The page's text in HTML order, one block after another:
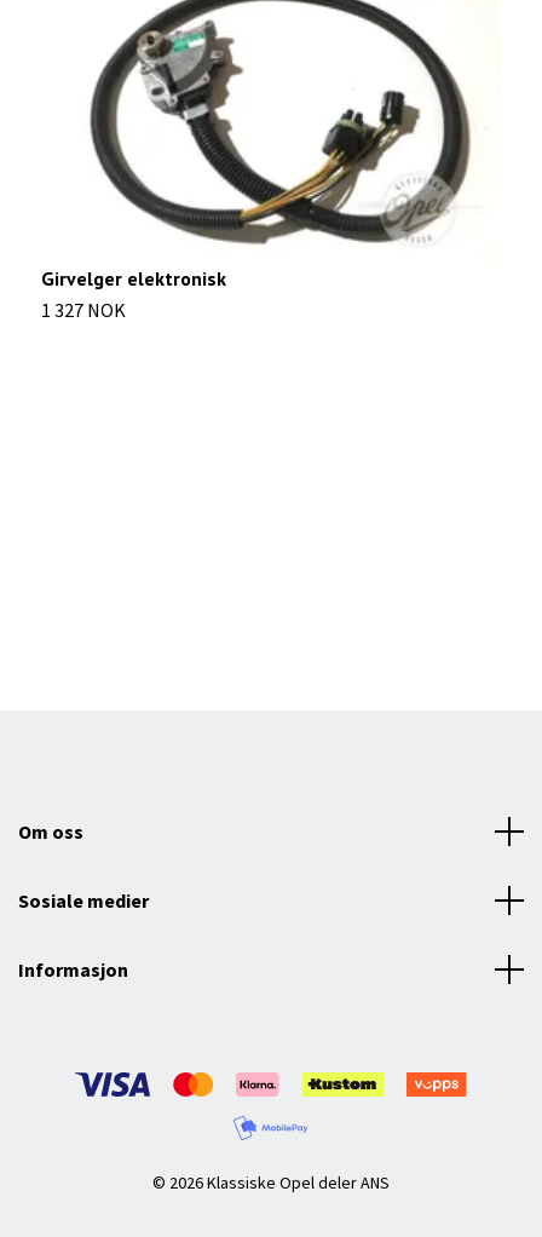
Girvelger elektronisk
1 327 NOK
Om oss
Sosiale medier
Informasjon
© 2026 Klassiske Opel deler ANS